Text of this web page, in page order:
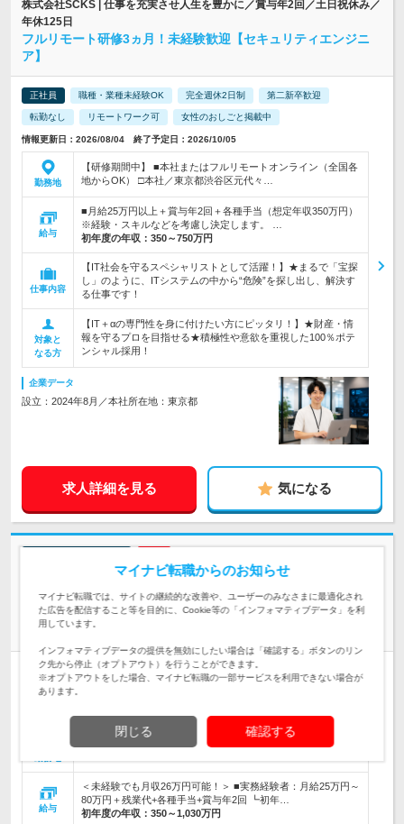
株式会社SCKS | 仕事を充実させ人生を豊かに／賞与年2回／土日祝休み／
年休125日
フルリモート研修3ヵ月！未経験歓迎【セキュリティエンジニ
ア】
正社員 職種・業種未経験OK 完全週休2日制 第二新卒歓迎
転勤なし リモートワーク可 女性のおしごと掲載中
情報更新日：2026/08/04 終了予定日：2026/10/05
勤務地
【研修期間中】 ■本社またはフルリモートオンライン（全国各
地からOK） □本社／東京都渋谷区元代々…
給与
■月給25万円以上＋賞与年2回＋各種手当（想定年収350万円）
※経験・スキルなどを考慮し決定します。 …
初年度の年収： 350～750万円
仕事内容
【IT社会を守るスペシャリストとして活躍！】★まるで「宝探
し」のように、ITシステムの中から“危険”を探し出し、解決す
る仕事です！
対象と
なる方
【IT＋αの専門性を身に付けたい方にピッタリ！】★財産・情
報を守るプロを目指せる★積極性や意欲を重視した100％ポテ
ンシャル採用！
企業データ
設立：2024年8月／本社所在地：東京都
求人詳細を見る 気になる
株式会社アスパーク | ◆寮費95％補助◆完全週休2日(土日)◆転勤なし◆在
宅OK◆面接1回
未経験から一生モノのスキルへ【モノづくり総合職】年休120
正社員 職種・業種未経験OK 完全週休2日制
第二新卒歓迎
情報更新日：2026/07/10 終了予定日：2026/09/10
【基本的に転勤はなし＆家賃補助あり】 配属は各エリアのプ
給与
＜未経験でも月収26万円可能！＞ ■実務経験者：月給25万円～
80万円＋残業代+各種手当+賞与年2回 ┗初年…
初年度の年収： 350～1,030万円
マイナビ転職からのお知らせ
マイナビ転職では、サイトの継続的な改善や、ユーザーのみなさまに最適化され
た広告を配信すること等を目的に、Cookie等の「インフォマティブデータ」を利
用しています。
インフォマティブデータの提供を無効にしたい場合は「確認する」ボタンのリン
ク先から停止（オプトアウト）を行うことができます。
※オプトアウトをした場合、マイナビ転職の一部サービスを利用できない場合が
あります。
閉じる 確認する